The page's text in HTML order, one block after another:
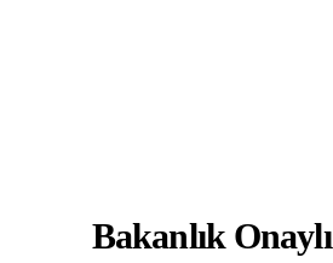
Bakanlık Onaylı